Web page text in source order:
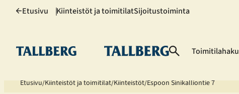
SiirryEtusivu Kiinteistöt ja toimitilatSijoitustoiminta
Toimitilahaku
Etusivu Kiinteistöt ja toimitilat Kiinteistöt Espoon Sinikalliontie 7